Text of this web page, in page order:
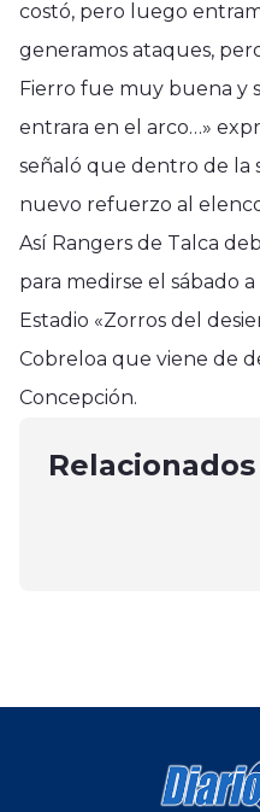
costó, pero luego
generamos ataques,
Fierro fue muy buena y
entrara en el arco…»
señaló que dentro de la
nuevo refuerzo al
Así Rangers de Talca
para medirse el sábado a
Estadio «Zorros del
Cobreloa que viene de
Concepción.
Relacionados
Deportes
Rangers recibirá
junio 3, 2025
Deportes
El piloto
Dakar
participó en